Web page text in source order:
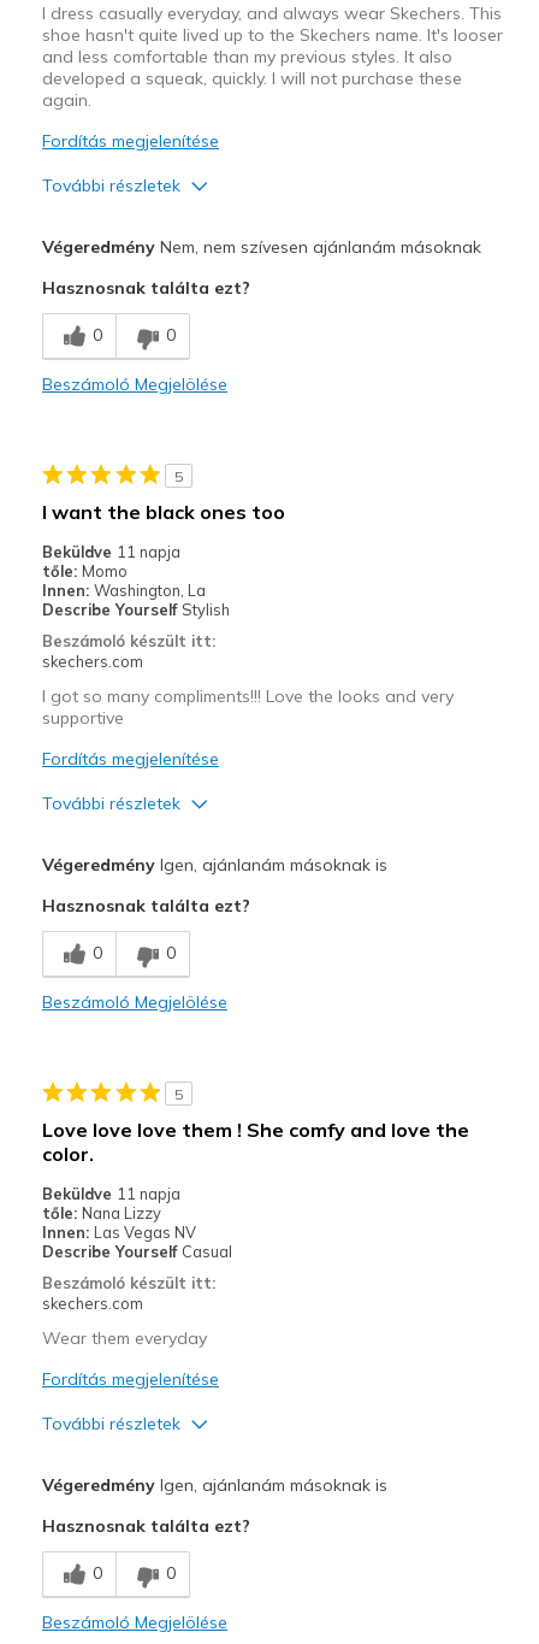
I dress casually everyday, and always wear Skechers. This
shoe hasn't quite lived up to the Skechers name. It's looser
and less comfortable than my previous styles. It also
developed a squeak, quickly. I will not purchase these
again.
Fordítás megjelenítése
További részletek
Stylish
Kontra
Loose
Squeaky
Legjobb használat
Casual Wear
Travel
Width
Sizing
Feels half size too big
VégeredményNem, nem szívesen ajánlanám másoknak
Hasznosnak találta ezt?
0 0
Beszámoló Megjelölése
5
I want the black ones too
Beküldve 11 napja
tőle: Momo
Innen: Washington, La
Describe Yourself Stylish
Beszámoló készült itt:
skechers.com
I got so many compliments!!! Love the looks and very
supportive
Fordítás megjelenítése
További részletek
Breathe Well
Comfortable
Legjobb használat
Casual Wear
Going Out
Travel
Width
Sizing
VégeredményIgen, ajánlanám másoknak is
Hasznosnak találta ezt?
0 0
Beszámoló Megjelölése
5
Love love love them ! She comfy and love the
color.
Beküldve 11 napja
tőle: Nana Lizzy
Innen: Las Vegas NV
Describe Yourself Casual
Beszámoló készült itt:
skechers.com
Wear them everyday
Fordítás megjelenítése
További részletek
Breathe Well
Comfortable
VégeredményIgen, ajánlanám másoknak is
Hasznosnak találta ezt?
0 0
Beszámoló Megjelölése